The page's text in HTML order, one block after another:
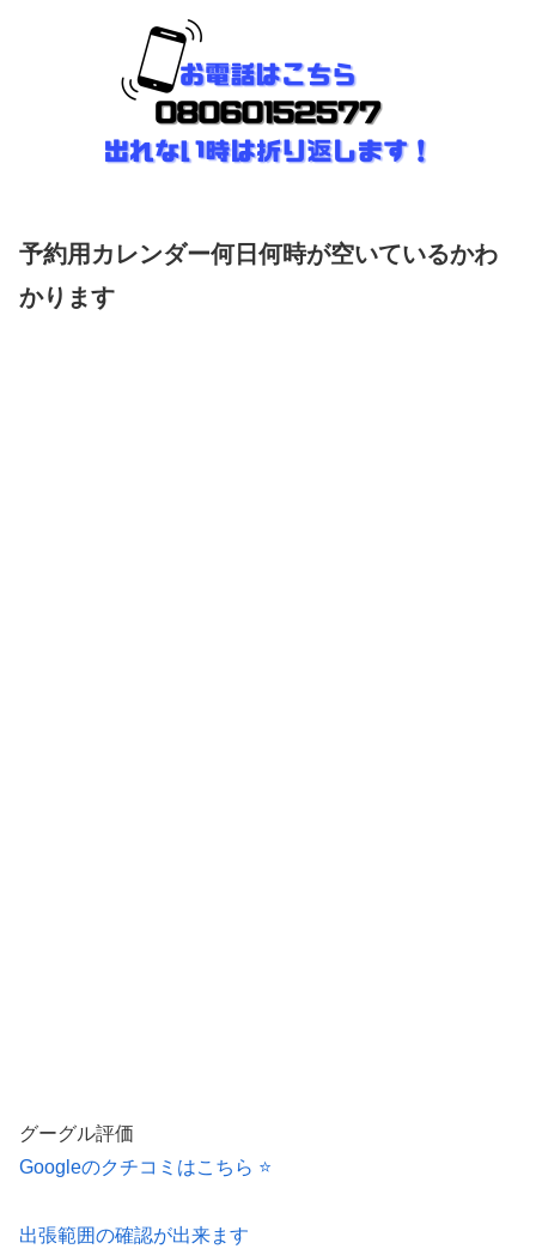
予約用カレンダー何日何時が空いているかわ
かります
グーグル評価
Googleのクチコミはこちら ⭐️
出張範囲の確認が出来ます